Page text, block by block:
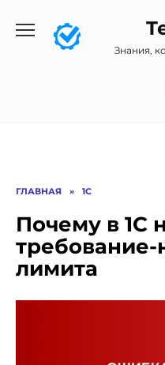
содержанию
Знания,
ГЛАВНАЯ » 1C
Почему в 1С
требование-
лимита